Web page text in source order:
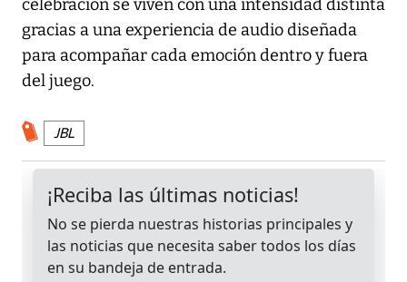
celebración se viven con una intensidad distinta
gracias a una experiencia de audio diseñada
para acompañar cada emoción dentro y fuera
del juego.
JBL